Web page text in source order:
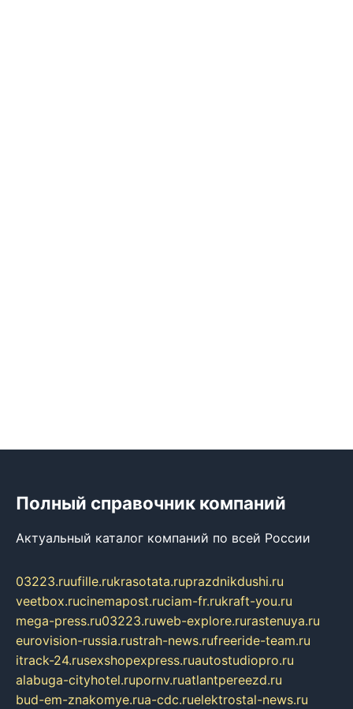
Полный справочник компаний
Актуальный каталог компаний по всей России
03223.ruufille.rukrasotata.ruprazdnikdushi.ru
veetbox.rucinemapost.ruciam-fr.rukraft-you.ru
mega-press.ru03223.ruweb-explore.rurastenuya.ru
eurovision-russia.rustrah-news.rufreeride-team.ru
itrack-24.rusexshopexpress.ruautostudiopro.ru
alabuga-cityhotel.rupornv.ruatlantpereezd.ru
bud-em-znakomye.rua-cdc.ruelektrostal-news.ru